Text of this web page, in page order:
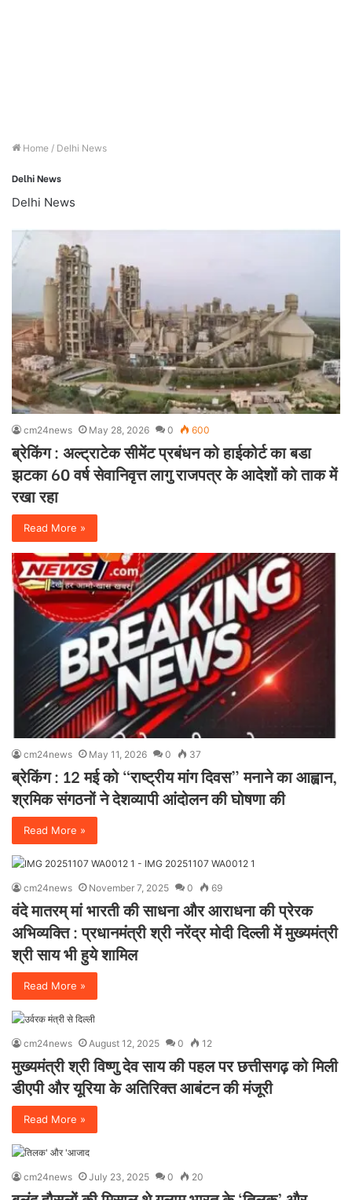
Home / Delhi News
Delhi News
Delhi News
cm24news May 28, 2026 0 600
ब्रेकिंग : अल्ट्राटेक सीमेंट प्रबंधन को हाईकोर्ट का बडा
झटका 60 वर्ष सेवानिवृत्त लागु राजपत्र के आदेशों को ताक में
रखा रहा
Read More »
cm24news May 11, 2026 0 37
ब्रेकिंग : 12 मई को “राष्ट्रीय मांग दिवस” मनाने का आह्वान,
श्रमिक संगठनों ने देशव्यापी आंदोलन की घोषणा की
Read More »
cm24news November 7, 2025 0 69
वंदे मातरम् मां भारती की साधना और आराधना की प्रेरक
अभिव्यक्ति : प्रधानमंत्री श्री नरेंद्र मोदी दिल्ली में मुख्यमंत्री
श्री साय भी हुये शामिल
Read More »
cm24news August 12, 2025 0 12
मुख्यमंत्री श्री विष्णु देव साय की पहल पर छत्तीसगढ़ को मिली
डीएपी और यूरिया के अतिरिक्त आबंटन की मंजूरी
Read More »
cm24news July 23, 2025 0 20